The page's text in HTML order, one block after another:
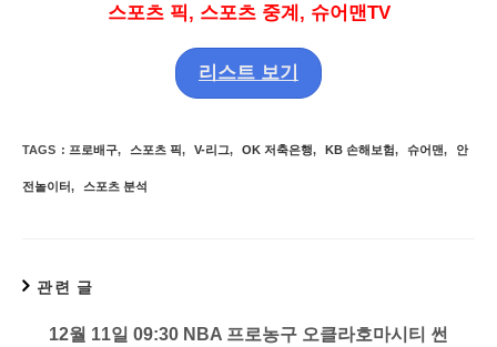
스포츠 픽, 스포츠 중계 , 슈어맨TV
리스트 보기
TAGS : 프로배구, 스포츠 픽, V-리그, OK 저축은행, KB 손해보험, 슈어맨, 안
전놀이터, 스포츠 분석
관련 글
12월 11일 09:30 NBA 프로농구 오클라호마시티 썬